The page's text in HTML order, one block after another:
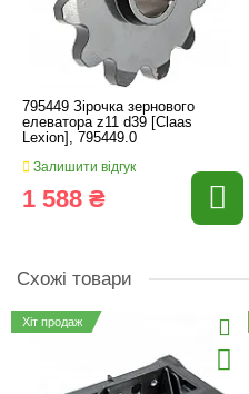
795449 Зірочка зернового
елеватора z11 d39 [Claas
Lexion], 795449.0
Залишити відгук
1 588 ₴
Схожі товари
Хіт продаж